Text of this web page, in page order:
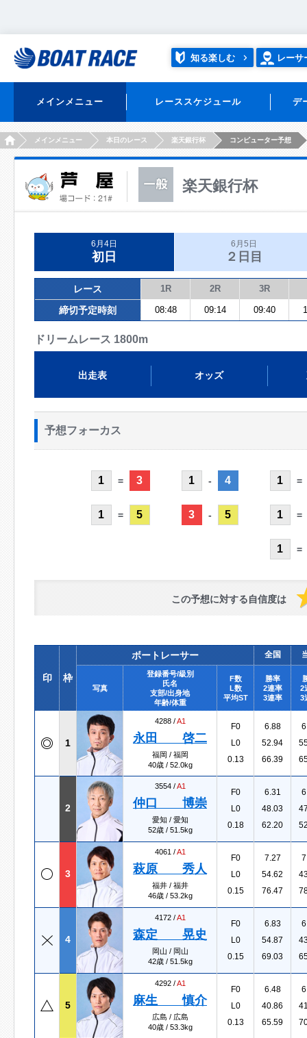
知る楽しむ レーサ
メインメニュー レーススケジュール デ
HOMEメインメニュー 本日のレース 楽天銀行杯 コンピューター予想
楽天銀行杯
6月4日
初日
6月5日
２日目
レース 1R 2R 3R
締切予定時刻 08:48 09:14 09:40
ドリームレース 1800m
出走表 オッズ
予想フォーカス
1 = 3
1 = 5
1 - 4
3 - 5
1 =
1 =
1 =
この予想に対する自信度は
印 枠
ボートレーサー 全国
写真
登録番号/級別
氏名
支部/出身地
年齢/体重
F数
L数
平均ST
勝率
2連率
3連率
2
3
1
4288 /A1
永田 啓二
福岡 / 福岡
40歳 / 52.0kg
F0
L0
0.13
6.88
52.94
66.39
2
3554 /A1
仲口 博崇
愛知 / 愛知
52歳 / 51.5kg
F0
L0
0.18
6.31
48.03
62.20
3
4061 /A1
萩原 秀人
福井 / 福井
46歳 / 53.2kg
F0
L0
0.15
7.27
54.62
76.47
4
4172 /A1
森定 晃史
岡山 / 岡山
42歳 / 51.5kg
F0
L0
0.15
6.83
54.87
69.03
5
4292 /A1
麻生 慎介
広島 / 広島
40歳 / 53.3kg
F0
L0
0.13
6.48
40.86
65.59